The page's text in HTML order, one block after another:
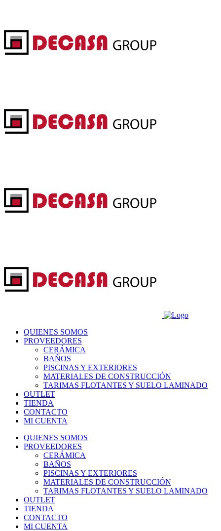
QUIENES SOMOS
PROVEEDORES
CERÁMICA
BAÑOS
PISCINAS Y EXTERIORES
MATERIALES DE CONSTRUCCIÓN
TARIMAS FLOTANTES Y SUELO LAMINADO
OUTLET
TIENDA
CONTACTO
MI CUENTA
QUIENES SOMOS
PROVEEDORES
CERÁMICA
BAÑOS
PISCINAS Y EXTERIORES
MATERIALES DE CONSTRUCCIÓN
TARIMAS FLOTANTES Y SUELO LAMINADO
OUTLET
TIENDA
CONTACTO
MI CUENTA